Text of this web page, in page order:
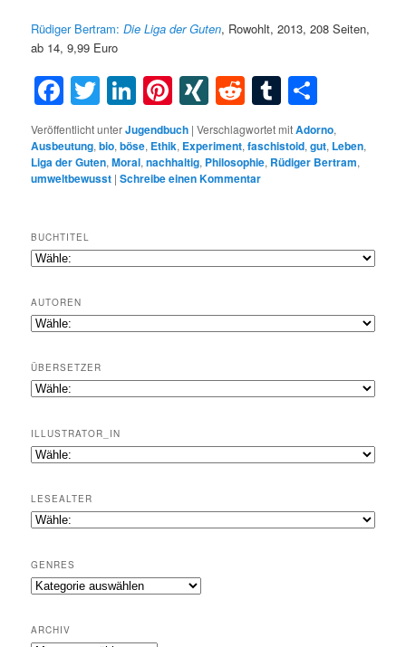
Rüdiger Bertram:Die Liga der Guten, Rowohlt, 2013, 208 Seiten,
ab 14, 9,99 Euro
Facebook
Twitter
LinkedIn
Pinterest
XINGRedditTumblr
Veröffentlicht unterJugendbuch |Verschlagwortet mitAdorno,
Ausbeutung,bio,böse, Ethik, Experiment,faschistoid,gut, Leben,
Liga der Guten,Moral,nachhaltig, Philosophie, Rüdiger Bertram,
umweltbewusst |Schreibe einen Kommentar
BUCHTITEL
AUTOREN
ÜBERSETZER
ILLUSTRATOR_IN
LESEALTER
GENRES
Genres
ARCHIV